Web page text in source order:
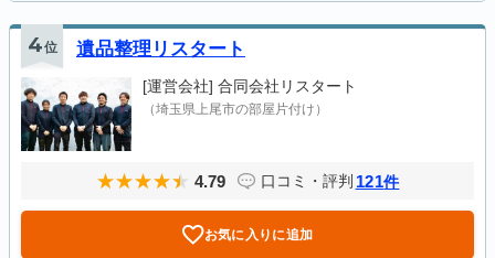
4位 遺品整理リスタート
[運営会社] 合同会社リスタート
（埼玉県上尾市の部屋片付け）
4.79 口コミ・評判 121件
お気に入りに追加